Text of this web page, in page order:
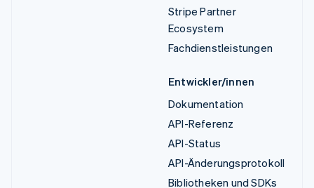
Stripe Partner
Ecosystem
Fachdienstleistungen
Entwickler/innen
Dokumentation
API-Referenz
API-Status
API-Änderungsprotokoll
Bibliotheken und SDKs